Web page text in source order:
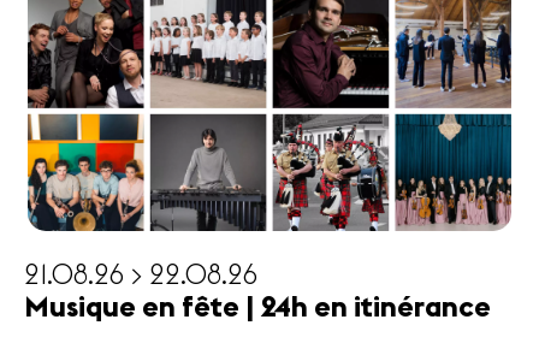
21.08.26 > 22.08.26
Musique en fête | 24h en itinérance